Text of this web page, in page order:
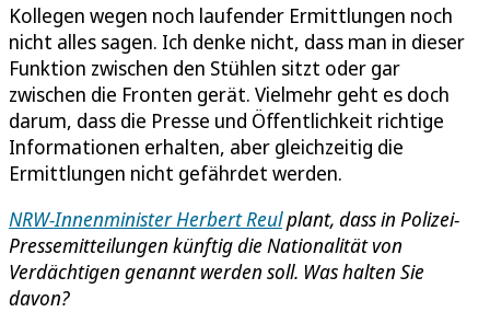
Kollegen wegen noch laufender Ermittlungen noch
nicht alles sagen. Ich denke nicht, dass man in dieser
Funktion zwischen den Stühlen sitzt oder gar
zwischen die Fronten gerät. Vielmehr geht es doch
darum, dass die Presse und Öffentlichkeit richtige
Informationen erhalten, aber gleichzeitig die
Ermittlungen nicht gefährdet werden.
NRW-Innenminister Herbert Reulplant, dass in Polizei-
Pressemitteilungen künftig die Nationalität von
Verdächtigen genannt werden soll. Was halten Sie
davon?